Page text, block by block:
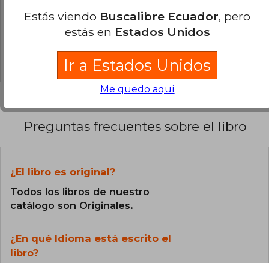
0% (0)
0% (0)
Preguntas frecuentes sobre el libro
¿El libro es original?
Todos los libros de nuestro
catálogo son Originales.
¿En qué Idioma está escrito el
libro?
Estás viendo Buscalibre Ecuador, pero
estás en Estados Unidos
Ir a Estados Unidos
Me quedo aquí